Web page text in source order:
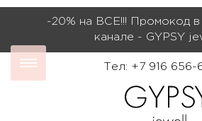
-20% на ВСЕ!!! Промокод
канале - GYPSY
Тел: +7 916 656-